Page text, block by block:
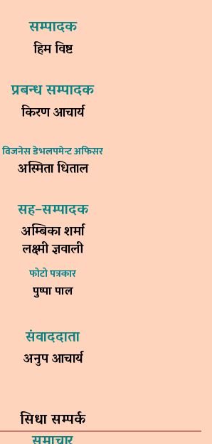
सम्पादक
हिम विष्ट
प्रबन्ध सम्पादक
किरण आचार्य
विजनेस डेभलपमेन्ट अफिसर
अस्मिता धिताल
सह–सम्पादक
अम्बिका शर्मा
लक्ष्मी ज्ञवाली
फोटो पत्रकार
पुष्पा पाल
संवाददाता
अनुप आचार्य
सिधा सम्पर्क